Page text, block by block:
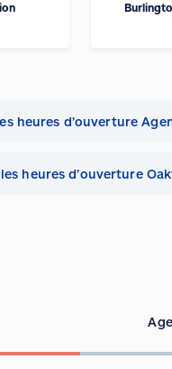
heures d’ouverture
heures d’ouverture